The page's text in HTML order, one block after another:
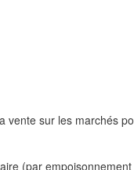
vente sur les marchés
(par